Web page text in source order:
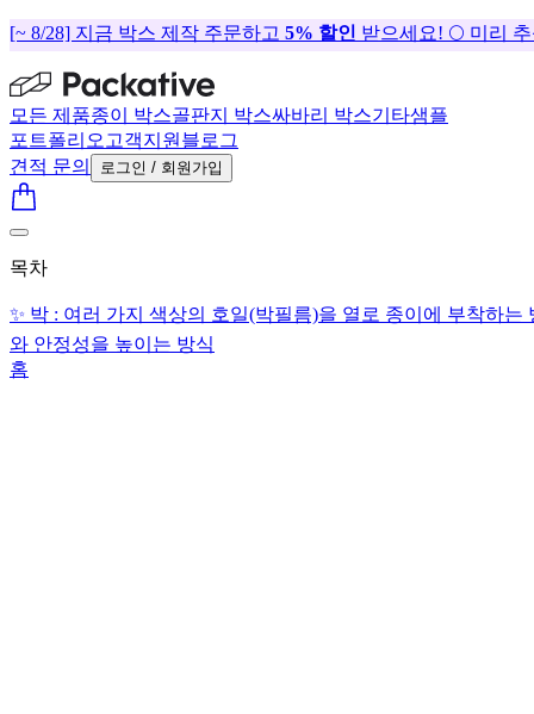
[~ 8/28] 지금 박스 제작 주문하고 5% 할인 받으세요! 🌕 미리
모든 제품종이 박스골판지 박스싸바리 박스기타샘플
포트폴리오 고객지원 블로그
견적 문의
로그인 / 회원가입
목차
✨ 박 : 여러 가지 색상의 호일(박필름)을 열로 종이에 부착하는
와 안정성을 높이는 방식
홈